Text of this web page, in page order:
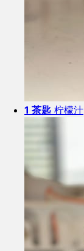
1 茶匙 柠檬汁